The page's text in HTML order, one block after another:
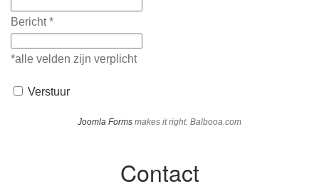
Bericht*
*alle velden zijn verplicht
Verstuur
Joomla Forms makes it right. Balbooa.com
Contact